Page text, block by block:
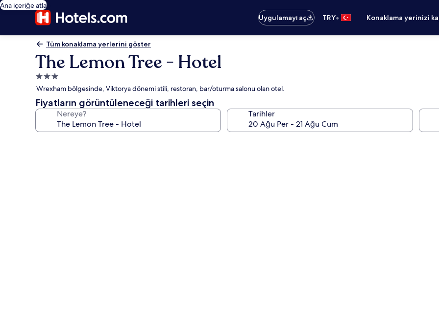
Ana içeriğe atla
Uygulamayı aç
TRY• Konaklama yerinizi
Tüm konaklama yerlerini göster
The Lemon Tree - Hotel
3.0
yıldızlı
konaklama
yeri
Wrexham bölgesinde, Viktorya dönemi stili, restoran, bar/oturma salonu olan otel.
Fiyatların görüntüleneceği tarihleri seçin
Nereye? Tarihler